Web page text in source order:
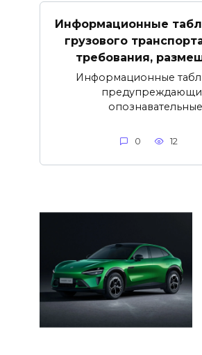
Информационные
грузового
требования,
Информационные
опознавательные
0 12